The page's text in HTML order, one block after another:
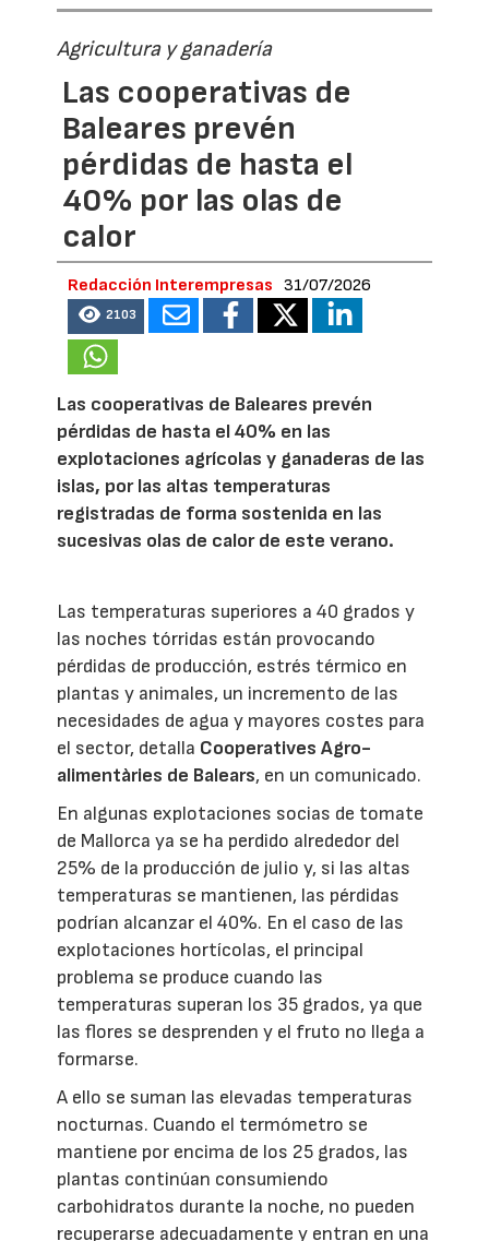
Agricultura y ganadería
Las cooperativas de
Baleares prevén
pérdidas de hasta el
40% por las olas de
calor
Redacción Interempresas 31/07/2026
2103
Las cooperativas de Baleares prevén
pérdidas de hasta el 40% en las
explotaciones agrícolas y ganaderas de las
islas, por las altas temperaturas
registradas de forma sostenida en las
sucesivas olas de calor de este verano.
Las temperaturas superiores a 40 grados y
las noches tórridas están provocando
pérdidas de producción, estrés térmico en
plantas y animales, un incremento de las
necesidades de agua y mayores costes para
el sector, detalla Cooperatives Agro-
alimentàries de Balears, en un comunicado.
En algunas explotaciones socias de tomate
de Mallorca ya se ha perdido alrededor del
25% de la producción de julio y, si las altas
temperaturas se mantienen, las pérdidas
podrían alcanzar el 40%. En el caso de las
explotaciones hortícolas, el principal
problema se produce cuando las
temperaturas superan los 35 grados, ya que
las flores se desprenden y el fruto no llega a
formarse.
A ello se suman las elevadas temperaturas
nocturnas. Cuando el termómetro se
mantiene por encima de los 25 grados, las
plantas continúan consumiendo
carbohidratos durante la noche, no pueden
recuperarse adecuadamente y entran en una